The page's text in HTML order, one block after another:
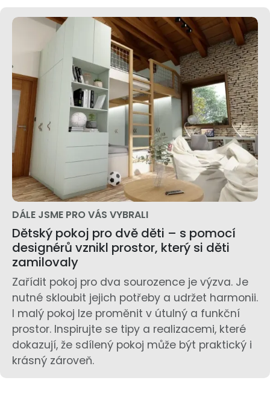
DÁLE JSME PRO VÁS VYBRALI
Dětský pokoj pro dvě děti – s pomocí
designérů vznikl prostor, který si děti
zamilovaly
Zařídit pokoj pro dva sourozence je výzva. Je
nutné skloubit jejich potřeby a udržet harmonii.
I malý pokoj lze proměnit v útulný a funkční
prostor. Inspirujte se tipy a realizacemi, které
dokazují, že sdílený pokoj může být praktický i
krásný zároveň.